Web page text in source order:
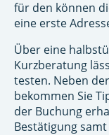
für den können
eine erste
Über eine
Kurzberatung
testen. Neben
bekommen Sie
der Buchung
Bestätigung